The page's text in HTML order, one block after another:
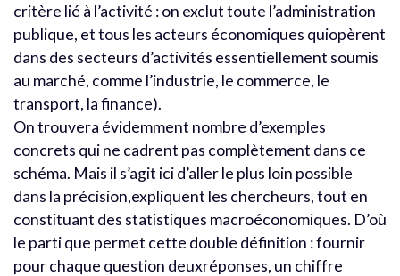
critère lié à l’activité : on exclut toute l’administration
publique, et tous les acteurs économiques quiopèrent
dans des secteurs d’activités essentiellement soumis
au marché, comme l’industrie, le commerce, le
transport, la finance).
On trouvera évidemment nombre d’exemples
concrets qui ne cadrent pas complètement dans ce
schéma. Mais il s’agit ici d’aller le plus loin possible
dans la précision,expliquent les chercheurs, tout en
constituant des statistiques macroéconomiques. D’où
le parti que permet cette double définition : fournir
pour chaque question deuxréponses, un chiffre